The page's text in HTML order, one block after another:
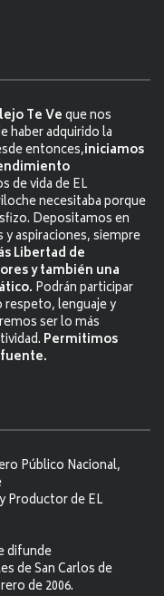
Te Veque nos
haber adquirido la
entonces,iniciamos
de vida de EL
necesitaba porque
Depositamos en
aspiraciones, siempre
Libertad de
y también una
Podrán participar
lenguaje y
ser lo más
Permitimos
Público Nacional,
Productor de EL
difunde
de San Carlos de
de 2006.